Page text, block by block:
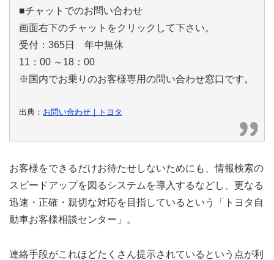
■チャットでのお問い合わせ
画面右下のチャットをクリックして下さい。
受付：365日 年中無休
11：00 ～18：00
※国内でお乗りのお客様専用の問い合わせ窓口です。
出典： お問い合わせ｜トヨタ
お客様をできるだけお待たせしないためにも、情報検索の
スピードアップを図るシステムを導入するなどし、更なる
迅速・正確・親切な対応を目指しているという「トヨタ自
動車お客様相談センター」。
連絡手段がこれほどたくさん提示されているという点が利